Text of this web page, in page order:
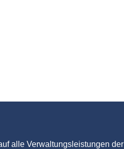
alle Verwaltungsleistungen der